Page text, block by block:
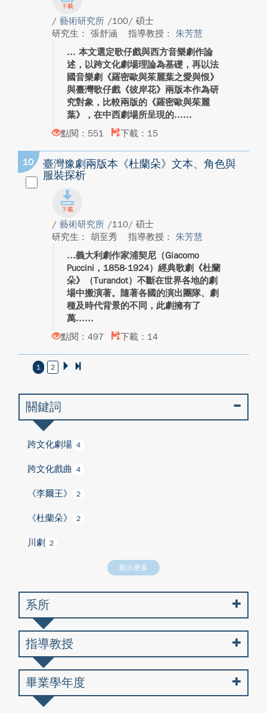
/ 藝術研究所 /100/ 碩士
研究生： 張舒涵
指導教授： 朱芳慧
本文選定歌仔戲與西方音樂劇作論
述，以跨文化劇場理論為基礎，再以法
國音樂劇《羅密歐與茱麗葉之愛與恨》
與臺灣歌仔戲《彼岸花》兩版本作為研
究對象，比較兩版的《羅密歐與茱麗
葉》，在中西劇場所呈現的...
點閱：551
下載：15
10
臺灣豫劇兩版本《杜蘭朵》文本、角色與
服裝探析
/ 藝術研究所 /110/ 碩士
研究生： 胡至秀
指導教授： 朱芳慧
義大利劇作家浦契尼（Giacomo
Puccini，1858-1924）經典歌劇《杜蘭
朵》（Turandot）不斷在世界各地的劇
場中搬演著。隨著各國的演出團隊、劇
種及時代背景的不同，此劇擁有了
萬...
點閱：497
下載：14
1 2
關鍵詞
跨文化劇場 4
跨文化戲曲 4
《李爾王》 2
《杜蘭朵》 2
川劇 2
顯示更多
系所
指導教授
畢業學年度